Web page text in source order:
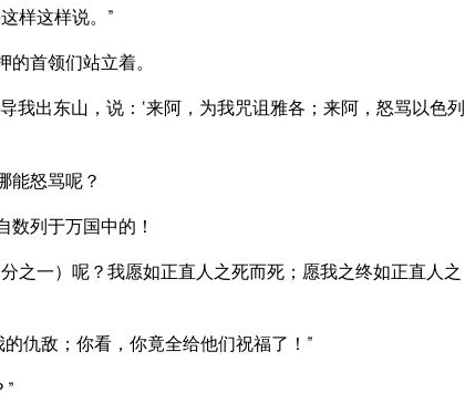
样这样说。”
首领们站立着。
我出东山，说：‘来阿，为我咒诅雅各；来阿，怒骂以色列
能怒骂呢？
列于万国中的！
之一）呢？我愿如正直人之死而死；愿我之终如正直人之
仇敌；你看，你竟全给他们祝福了！”